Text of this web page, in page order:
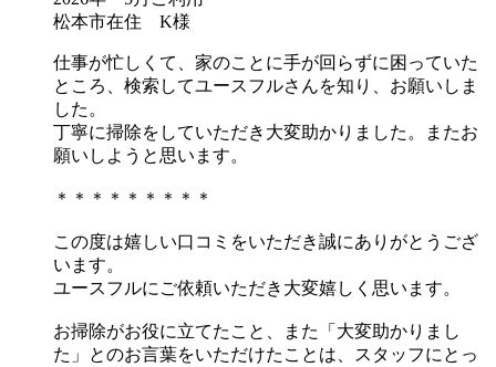
松本市在住 K様
仕事が忙しくて、家のことに手が回らずに困っていた
ところ、検索してユースフルさんを知り、お願いしま
した。
丁寧に掃除をしていただき大変助かりました。またお
願いしようと思います。
＊＊＊＊＊＊＊＊＊
この度は嬉しい口コミをいただき誠にありがとうござ
います。
ユースフルにご依頼いただき大変嬉しく思います。
お掃除がお役に立てたこと、また「大変助かりまし
た」とのお言葉をいただけたことは、スタッフにとっ